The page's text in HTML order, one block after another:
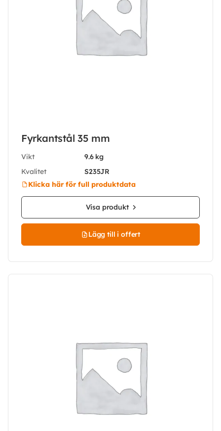
Fyrkantstål 35 mm
Vikt
9.6 kg
Kvalitet
S235JR
Klicka här för full produktdata
Visa produkt
Lägg till i offert